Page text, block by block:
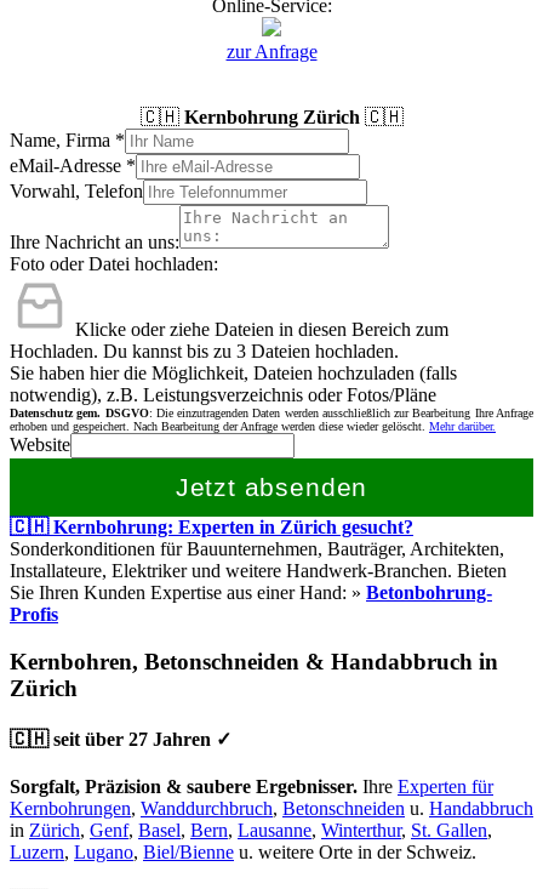
Online-Service:
zur Anfrage
🇨🇭 Kernbohrung Zürich 🇨🇭
Name, Firma *
eMail-Adresse *
Vorwahl, Telefon
Ihre Nachricht an uns:
Foto oder Datei hochladen:
Klicke oder ziehe Dateien in diesen Bereich zum
Hochladen. Du kannst bis zu 3 Dateien hochladen.
Sie haben hier die Möglichkeit, Dateien hochzuladen (falls
notwendig), z.B. Leistungsverzeichnis oder Fotos/Pläne
Datenschutz gem. DSGVO: Die einzutragenden Daten werden ausschließlich zur Bearbeitung Ihre Anfrage
erhoben und gespeichert. Nach Bearbeitung der Anfrage werden diese wieder gelöscht. Mehr darüber.
Website
Jetzt absenden
🇨🇭 Kernbohrung: Experten in Zürich gesucht?
Sonderkonditionen für Bauunternehmen, Bauträger, Architekten,
Installateure, Elektriker und weitere Handwerk-Branchen. Bieten
Sie Ihren Kunden Expertise aus einer Hand: » Betonbohrung-
Profis
Kernbohren, Betonschneiden & Handabbruch in
Zürich
🇨🇭 seit über 27 Jahren ✓
Sorgfalt, Präzision & saubere Ergebnisser. Ihre Experten für
Kernbohrungen, Wanddurchbruch, Betonschneiden u. Handabbruch
in Zürich, Genf, Basel, Bern, Lausanne, Winterthur, St. Gallen,
Luzern, Lugano, Biel/Bienne u. weitere Orte in der Schweiz.